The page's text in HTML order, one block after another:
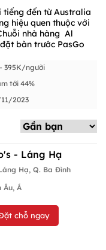
tiếng đến từ Australia
hiệu quen thuộc với
nhà hàng Al
bàn trước PasGo
395K/người
tới 44%
2023
- Láng Hạ
Hạ, Q. Ba Đình
Âu, Á
chỗ ngay